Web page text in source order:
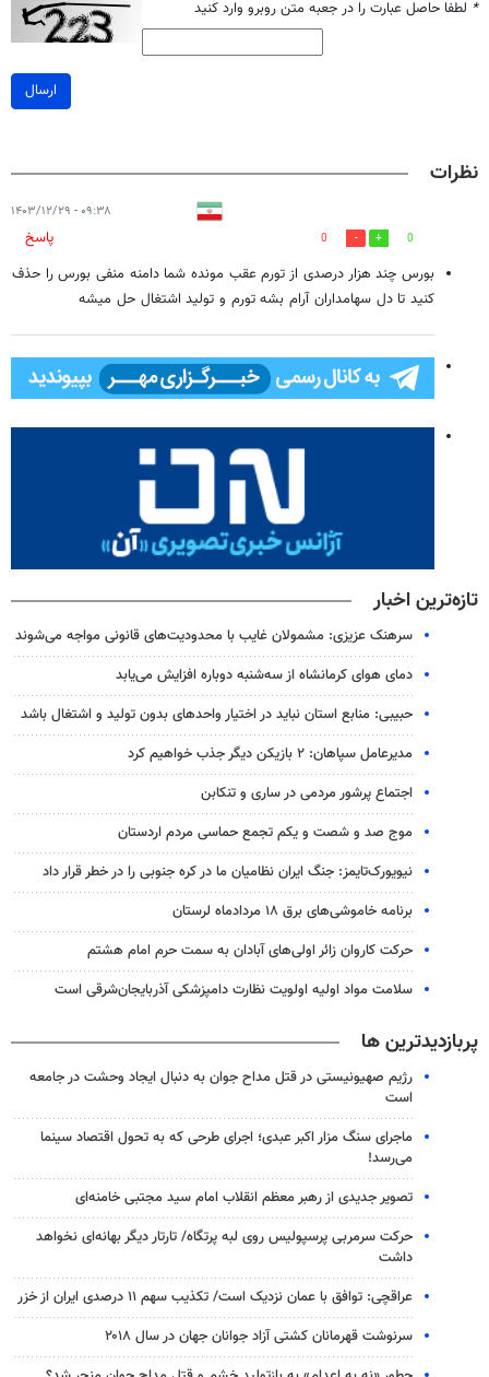
* لطفا حاصل عبارت را در جعبه متن روبرو وارد کنید
ارسال
نظرات
۰۹:۳۸ - ۱۴۰۳/۱۲/۲۹
0
0
پاسخ
بورس چند هزار درصدی از تورم عقب مونده شما دامنه منفی بورس را حذف
کنید تا دل سهامداران آرام بشه تورم و تولید اشتغال حل میشه
تازه‌ترین اخبار
سرهنک عزیزی: مشمولان غایب با محدودیت‌های قانونی مواجه می‌شوند
دمای هوای کرمانشاه از سه‌شنبه دوباره افزایش می‌یابد
حبیبی: منابع استان نباید در اختیار واحدهای بدون تولید و اشتغال باشد
مدیرعامل سپاهان: ۲ بازیکن دیگر جذب خواهیم کرد
اجتماع پرشور مردمی در ساری و تنکابن
موج صد و شصت و یکم تجمع حماسی مردم اردستان
نیویورک‌تایمز: جنگ ایران نظامیان ما در کره جنوبی را در خطر قرار داد
برنامه خاموشی‌های برق ۱۸ مردادماه لرستان
حرکت کاروان زائر اولی‌های آبادان به سمت حرم امام هشتم
سلامت مواد اولیه اولویت نظارت دامپزشکی آذربایجان‌شرقی است
پربازدیدترین ها
رژیم صهیونیستی در قتل مداح جوان به دنبال ایجاد وحشت در جامعه
است
ماجرای سنگ مزار اکبر عبدی؛ اجرای طرحی که به تحول اقتصاد سینما
می‌رسد!
تصویر جدیدی از رهبر معظم انقلاب امام سید مجتبی خامنه‌ای
حرکت سرمربی پرسپولیس روی لبه پرتگاه/ تارتار دیگر بهانه‌ای نخواهد
داشت
عراقچی: توافق با عمان نزدیک است/ تکذیب سهم ۱۱ درصدی ایران از خزر
سرنوشت قهرمانان کشتی آزاد جوانان جهان در سال ۲۰۱۸